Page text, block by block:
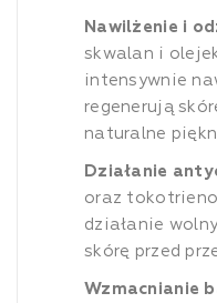
Nawilżenie i
skwalan i
intensywnie
regenerują
naturalne
Działanie
oraz
działanie
skórę przed
Wzmacnianie